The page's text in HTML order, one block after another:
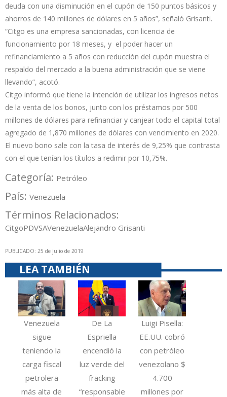
deuda con una disminución en el cupón de 150 puntos básicos y
ahorros de 140 millones de dólares en 5 años”, señaló Grisanti.
“Citgo es una empresa sancionadas, con licencia de
funcionamiento por 18 meses, y el poder hacer un
refinanciamiento a 5 años con reducción del cupón muestra el
respaldo del mercado a la buena administración que se viene
llevando”, acotó.
Citgo informó que tiene la intención de utilizar los ingresos netos
de la venta de los bonos, junto con los préstamos por 500
millones de dólares para refinanciar y canjear todo el capital total
agregado de 1,870 millones de dólares con vencimiento en 2020.
El nuevo bono sale con la tasa de interés de 9,25% que contrasta
con el que tenían los títulos a redimir por 10,75%.
Categoría: Petróleo
País: Venezuela
Términos Relacionados:
CitgoPDVSAVenezuelaAlejandro Grisanti
PUBLICADO: 25 de julio de 2019
LEA TAMBIÉN
Venezuela
sigue
teniendo la
carga fiscal
petrolera
más alta de
De La
Espriella
encendió la
luz verde del
fracking
“responsable
Luigi Pisella:
EE.UU. cobró
con petróleo
venezolano $
4.700
millones por